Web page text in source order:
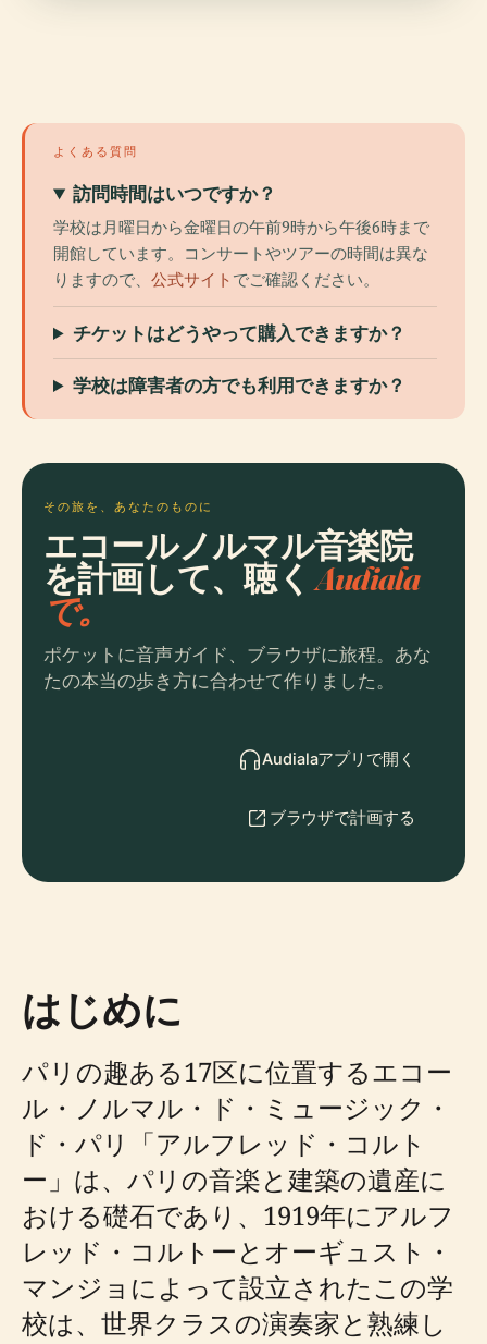
よくある質問
訪問時間はいつですか？
学校は月曜日から金曜日の午前9時から午後6時まで
開館しています。コンサートやツアーの時間は異な
りますので、 公式サイトでご確認ください。
チケットはどうやって購入できますか？
学校は障害者の方でも利用できますか？
その旅を、あなたのものに
エコールノルマル音楽院
を計画して、聴くAudiala
で。
ポケットに音声ガイド、ブラウザに旅程。あな
たの本当の歩き方に合わせて作りました。
Audialaアプリで開く
ブラウザで計画する
はじめに
パリの趣ある17区に位置するエコー
ル・ノルマル・ド・ミュージック・
ド・パリ「アルフレッド・コルト
ー」は、パリの音楽と建築の遺産に
おける礎石であり、1919年にアルフ
レッド・コルトーとオーギュスト・
マンジョによって設立されたこの学
校は、世界クラスの演奏家と熟練し